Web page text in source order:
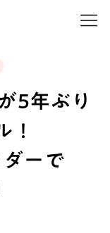
5年ぶり
！
ーで